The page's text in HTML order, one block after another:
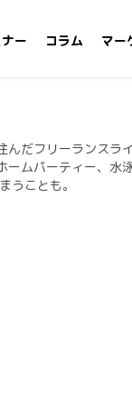
ー コラム マー
だフリーランスラ
ムパーティー、水
うことも。